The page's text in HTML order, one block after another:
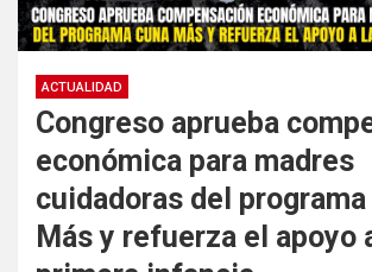
ACTUALIDAD
Congreso aprueba
económica para madres
cuidadoras del programa
Más y refuerza el apoyo